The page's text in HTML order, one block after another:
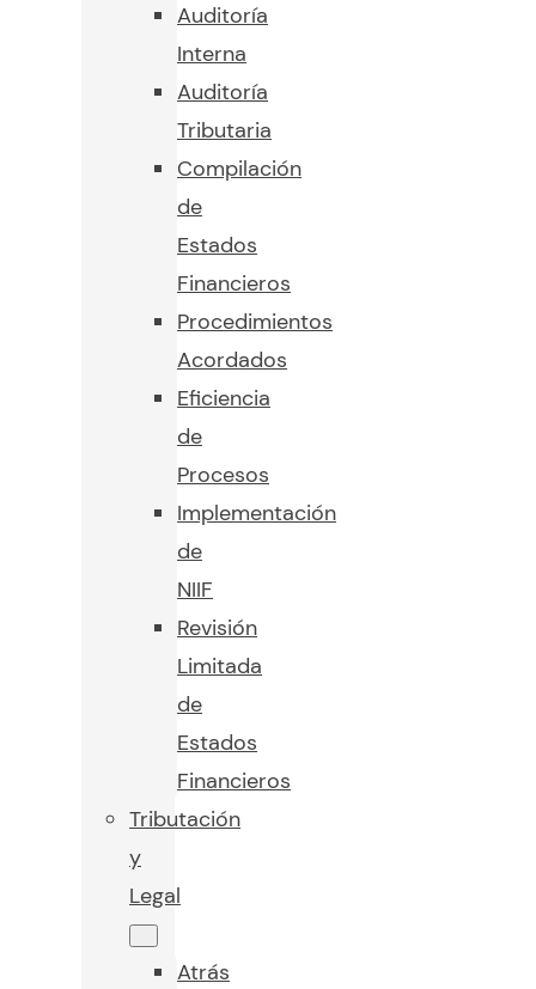
Auditoría
Interna
Auditoría
Tributaria
Compilación
de
Estados
Financieros
Procedimientos
Acordados
Eficiencia
de
Procesos
Implementación
de
NIIF
Revisión
Limitada
de
Estados
Financieros
Tributación
y
Legal
Atrás